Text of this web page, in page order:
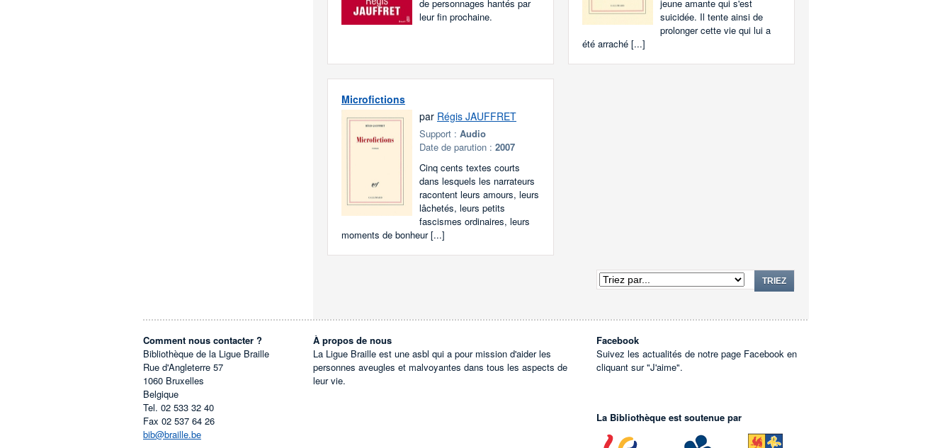
de personnages hantés par
leur fin prochaine.
jeune amante qui s'est
suicidée. Il tente ainsi de
prolonger cette vie qui lui a
été arraché [...]
Microfictions
par Régis JAUFFRET
Support :Audio
Date de parution :2007
Cinq cents textes courts
dans lesquels les narrateurs
racontent leurs amours, leurs
lâchetés, leurs petits
fascismes ordinaires, leurs
moments de bonheur [...]
TRIEZ
Comment nous contacter ?
Bibliothèque de la Ligue Braille
Rue d'Angleterre 57
1060 Bruxelles
Belgique
Tel. 02 533 32 40
Fax 02 537 64 26
bib@braille.be
À propos de nous
La Ligue Braille est une asbl qui a pour mission d'aider les
personnes aveugles et malvoyantes dans tous les aspects de
leur vie.
Facebook
Suivez les actualités de notre page Facebook en
cliquant sur "J'aime".
La Bibliothèque est soutenue par